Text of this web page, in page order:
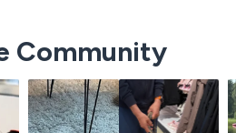
Community